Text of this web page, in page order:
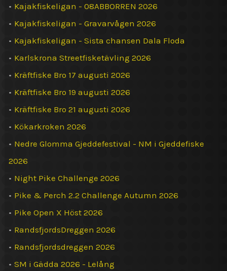
• Kajakfiskeligan - 08ABBORREN 2026
• Kajakfiskeligan - Gravarvågen 2026
• Kajakfiskeligan - Sista chansen Dala Floda
• Karlskrona Streetfisketävling 2026
• Kräftfiske Bro 17 augusti 2026
• Kräftfiske Bro 19 augusti 2026
• Kräftfiske Bro 21 augusti 2026
• Kökarkroken 2026
• Nedre Glomma Gjeddefestival - NM i Gjeddefiske
2026
• Night Pike Challenge 2026
• Pike & Perch 2.2 Challenge Autumn 2026
• Pike Open X Höst 2026
• RandsfjordsDreggen 2026
• Randsfjordsdreggen 2026
• SM i Gädda 2026 - Lelång